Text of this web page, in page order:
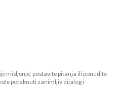
mišljenje, postavite pitanja ili ponudite
potaknuti zanimljiv dijalog i